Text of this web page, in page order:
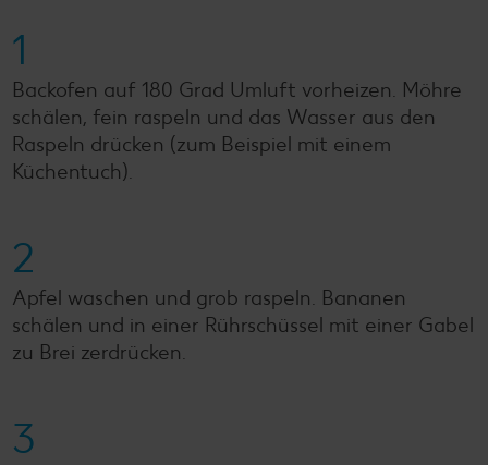
1
Backofen auf 180 Grad Umluft vorheizen. Möhre
schälen, fein raspeln und das Wasser aus den
Raspeln drücken (zum Beispiel mit einem
Küchentuch).
2
Apfel waschen und grob raspeln. Bananen
schälen und in einer Rührschüssel mit einer Gabel
zu Brei zerdrücken.
3